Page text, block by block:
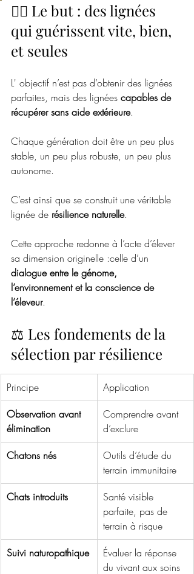
🧘‍♀️ Le but : des lignées
qui guérissent vite, bien,
et seules
L' objectif n’est pas d’obtenir des lignées
parfaites, mais des lignées capables de
récupérer sans aide extérieure.
Chaque génération doit être un peu plus
stable, un peu plus robuste, un peu plus
autonome.
C’est ainsi que se construit une véritable
lignée de résilience naturelle.
Cette approche redonne à l’acte d’élever
sa dimension originelle :celle d’un
dialogue entre le génome,
l’environnement et la conscience de
l’éleveur.
⚖️ Les fondements de la
sélection par résilience
Principe
Application
Observation avant
élimination
Comprendre avant
d’exclure
Chatons nés
Outils d’étude du
terrain immunitaire
Chats introduits
Santé visible
parfaite, pas de
terrain à risque
Suivi naturopathique
Évaluer la réponse
du vivant aux soins